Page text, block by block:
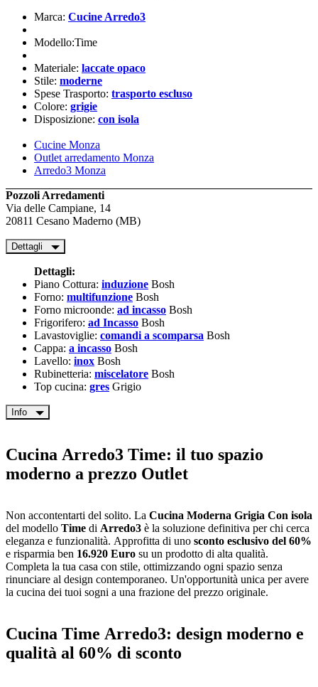
Marca: Cucine Arredo3
Modello:Time
Materiale: laccate opaco
Stile: moderne
Spese Trasporto: trasporto escluso
Colore: grigie
Disposizione: con isola
Cucine Monza
Outlet arredamento Monza
Arredo3 Monza
Pozzoli Arredamenti
Via delle Campiane, 14
20811 Cesano Maderno (MB)
Dettagli
Dettagli:
Piano Cottura: induzione Bosh
Forno: multifunzione Bosh
Forno microonde: ad incasso Bosh
Frigorifero: ad Incasso Bosh
Lavastoviglie: comandi a scomparsa Bosh
Cappa: a incasso Bosh
Lavello: inox Bosh
Rubinetteria: miscelatore Bosh
Top cucina: gres Grigio
Info
Cucina Arredo3 Time: il tuo spazio
moderno a prezzo Outlet
Non accontentarti del solito. La Cucina Moderna Grigia Con isola
del modello Time di Arredo3 è la soluzione definitiva per chi cerca
eleganza e funzionalità. Approfitta di uno sconto esclusivo del 60%
e risparmia ben 16.920 Euro su un prodotto di alta qualità.
Completa la tua casa con stile, ottimizzando ogni spazio senza
rinunciare al design contemporaneo. Un'opportunità unica per avere
la cucina dei tuoi sogni a una frazione del prezzo originale.
Cucina Time Arredo3: design moderno e
qualità al 60% di sconto